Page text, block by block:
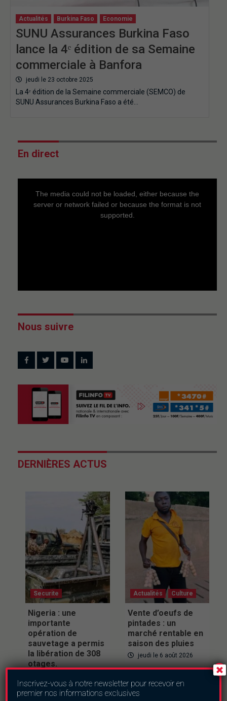
Actualités Burkina Faso Economie
SUNU Assurances Burkina Faso
lance la 4ᵉ édition de sa Semaine
commerciale à Banfora
jeudi le 23 octobre 2025
La 4ᵉ édition de la Semaine commerciale (SEMCO) de
SUNU Assurances Burkina Faso a été…
En direct
The media could not be loaded, either because the
server or network failed or because the format is not
supported.
Nous suivre
DERNIÈRES ACTUS
Securite
Nigeria : une
importante
opération de
sauvetage a permis
la libération de 308
otages.
Actualités Culture
Vente d’oeufs de
pintades : un
marché rentable en
saison des pluies
jeudi le 6 août 2026
Inscrivez-vous à notre newsletter pour recevoir en
premier nos informations exclusives